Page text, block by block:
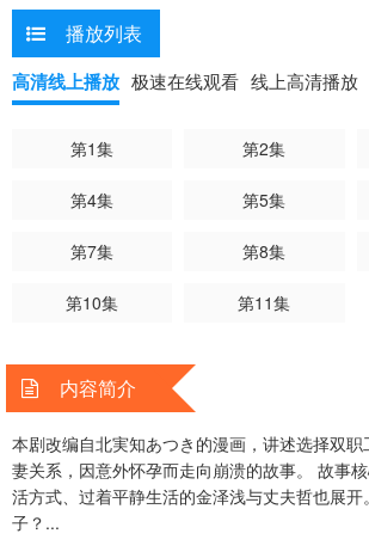
播放列表
高清线上播放 极速在线观看 线上高清播放
第1集 第2集
第4集 第5集
第7集 第8集
第10集 第11集
内容简介
本剧改编自北実知あつき的漫画，讲述选择双职
妻关系，因意外怀孕而走向崩溃的故事。 故事
活方式、过着平静生活的金泽浅与丈夫哲也展开
子？...